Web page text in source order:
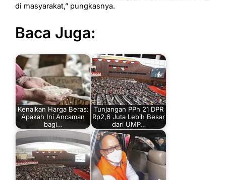
di masyarakat,” pungkasnya.
Baca Juga:
Kenaikan Harga Beras:
Apakah Ini Ancaman
bagi…
Tunjangan PPh 21 DPR
Rp2,6 Juta Lebih Besar
dari UMP…